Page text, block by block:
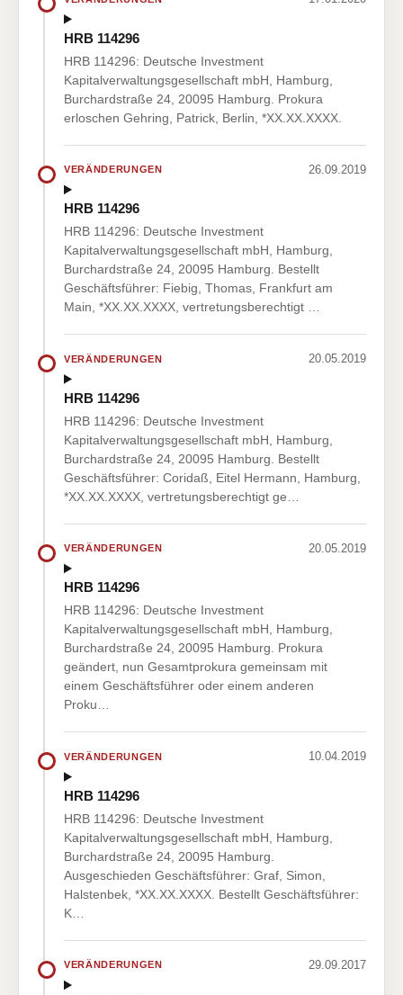
HRB 114296
HRB 114296: Deutsche Investment
Kapitalverwaltungsgesellschaft mbH, Hamburg,
Burchardstraße 24, 20095 Hamburg. Prokura
erloschen Gehring, Patrick, Berlin, *XX.XX.XXXX.
VERÄNDERUNGEN 26.09.2019
HRB 114296
HRB 114296: Deutsche Investment
Kapitalverwaltungsgesellschaft mbH, Hamburg,
Burchardstraße 24, 20095 Hamburg. Bestellt
Geschäftsführer: Fiebig, Thomas, Frankfurt am
Main, *XX.XX.XXXX, vertretungsberechtigt …
VERÄNDERUNGEN 20.05.2019
HRB 114296
HRB 114296: Deutsche Investment
Kapitalverwaltungsgesellschaft mbH, Hamburg,
Burchardstraße 24, 20095 Hamburg. Bestellt
Geschäftsführer: Coridaß, Eitel Hermann, Hamburg,
*XX.XX.XXXX, vertretungsberechtigt ge…
VERÄNDERUNGEN 20.05.2019
HRB 114296
HRB 114296: Deutsche Investment
Kapitalverwaltungsgesellschaft mbH, Hamburg,
Burchardstraße 24, 20095 Hamburg. Prokura
geändert, nun Gesamtprokura gemeinsam mit
einem Geschäftsführer oder einem anderen
Proku…
VERÄNDERUNGEN 10.04.2019
HRB 114296
HRB 114296: Deutsche Investment
Kapitalverwaltungsgesellschaft mbH, Hamburg,
Burchardstraße 24, 20095 Hamburg.
Ausgeschieden Geschäftsführer: Graf, Simon,
Halstenbek, *XX.XX.XXXX. Bestellt Geschäftsführer:
K…
VERÄNDERUNGEN 29.09.2017